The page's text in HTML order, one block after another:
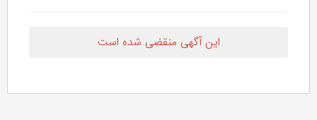
این آگهی منقضی شده است